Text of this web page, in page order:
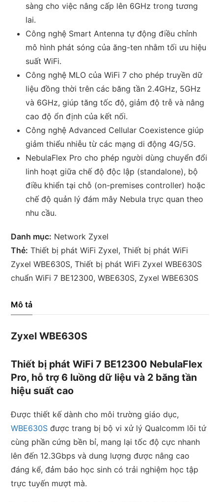
sàng cho việc nâng cấp lên 6GHz trong tương
lai.
Công nghệ Smart Antenna tự động điều chỉnh
mô hình phát sóng của ăng-ten nhằm tối ưu hiệu
suất WiFi.
Công nghệ MLO của WiFi 7 cho phép truyền dữ
liệu đồng thời trên các băng tần 2.4GHz, 5GHz
và 6GHz, giúp tăng tốc độ, giảm độ trễ và nâng
cao độ ổn định của kết nối.
Công nghệ Advanced Cellular Coexistence giúp
giảm thiểu nhiễu từ các mạng di động 4G/5G.
NebulaFlex Pro cho phép người dùng chuyển đổi
linh hoạt giữa chế độ độc lập (standalone), bộ
điều khiển tại chỗ (on-premises controller) hoặc
chế độ quản lý đám mây Nebula trực quan theo
nhu cầu.
Danh mục: Network Zyxel
Thẻ: Thiết bị phát WiFi Zyxel,Thiết bị phát WiFi
Zyxel WBE630S,Thiết bị phát WiFi Zyxel WBE630S
chuẩn WiFi 7 BE12300,WBE630S, Zyxel WBE630S
Mô tả
Zyxel WBE630S
Thiết bị phát WiFi 7 BE12300 NebulaFlex
Pro, hỗ trợ 6 luồng dữ liệu và 2 băng tần
hiệu suất cao
Được thiết kế dành cho môi trường giáo dục,
WBE630S được trang bị bộ vi xử lý Qualcomm lõi tứ
cùng phần cứng bền bỉ, mang lại tốc độ cực nhanh
lên đến 12.3Gbps và dung lượng được nâng cao
đáng kể, đảm bảo học sinh có trải nghiệm học tập
trực tuyến mượt mà.